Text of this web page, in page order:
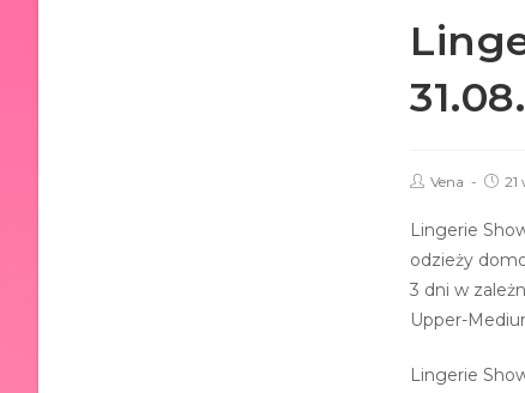
Vena 21
Lingerie
odzieży
3 dni w
Upper-
Lingerie